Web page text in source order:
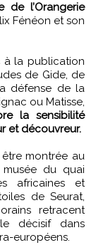
de l’Orangerie
Fénéon et son
à la publication
de Gide, de
défense de la
ou Matisse,
la sensibilité
et découvreur.
être montrée au
du quai
africaines et
de Seurat,
retracent
décisif dans
européens.